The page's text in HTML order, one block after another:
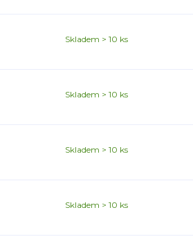
Skladem > 10 ks
Skladem > 10 ks
Skladem > 10 ks
Skladem > 10 ks